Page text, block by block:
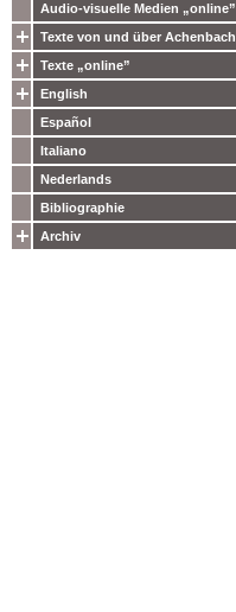
Audio-visuelle Medien „online”
Texte von und über Achenbach
Texte „online”
English
Español
Italiano
Nederlands
Bibliographie
Archiv